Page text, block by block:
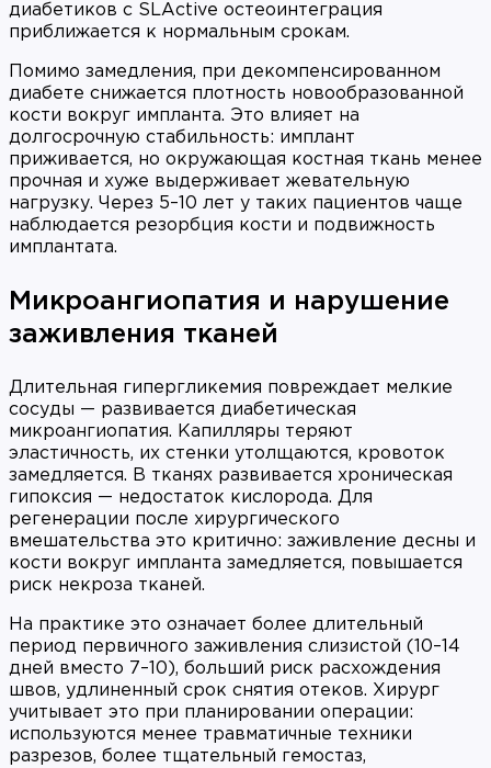
диабетиков с SLActive остеоинтеграция
приближается к нормальным срокам.
Помимо замедления, при декомпенсированном
диабете снижается плотность новообразованной
кости вокруг импланта. Это влияет на
долгосрочную стабильность: имплант
приживается, но окружающая костная ткань менее
прочная и хуже выдерживает жевательную
нагрузку. Через 5–10 лет у таких пациентов чаще
наблюдается резорбция кости и подвижность
имплантата.
Микроангиопатия и нарушение
заживления тканей
Длительная гипергликемия повреждает мелкие
сосуды — развивается диабетическая
микроангиопатия. Капилляры теряют
эластичность, их стенки утолщаются, кровоток
замедляется. В тканях развивается хроническая
гипоксия — недостаток кислорода. Для
регенерации после хирургического
вмешательства это критично: заживление десны и
кости вокруг импланта замедляется, повышается
риск некроза тканей.
На практике это означает более длительный
период первичного заживления слизистой (10–14
дней вместо 7–10), больший риск расхождения
швов, удлиненный срок снятия отеков. Хирург
учитывает это при планировании операции:
используются менее травматичные техники
разрезов, более тщательный гемостаз,